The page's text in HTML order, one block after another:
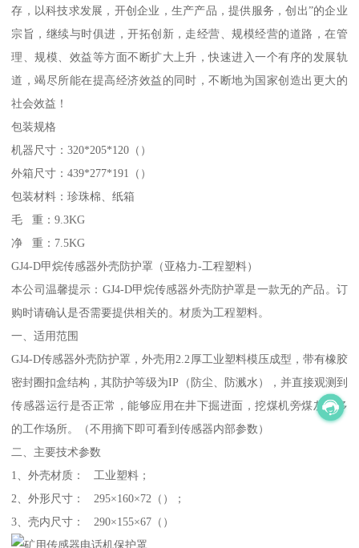
存，以科技求发展，开创企业，生产产品，提供服务，创出”的企业
宗旨，继续与时俱进，开拓创新，走经营、规模经营的道路，在管
理、规模、效益等方面不断扩大上升，快速进入一个有序的发展轨
道，竭尽所能在提高经济效益的同时，不断地为国家创造出更大的
社会效益！
包装规格
机器尺寸：320*205*120（）
外箱尺寸：439*277*191（）
包装材料：珍珠棉、纸箱
毛 重：9.3KG
净 重：7.5KG
GJ4-D甲烷传感器外壳防护罩（亚格力-工程塑料）
本公司温馨提示：GJ4-D甲烷传感器外壳防护罩是一款无的产品。订
购时请确认是否需要提供相关的。材质为工程塑料。
一、适用范围
GJ4-D传感器外壳防护罩，外壳用2.2厚工业塑料模压成型，带有橡胶
密封圈扣盒结构，其防护等级为IP（防尘、防溅水），并直接观测到
传感器运行是否正常，能够应用在井下掘进面，挖煤机旁煤灰尘多
的工作场所。（不用摘下即可看到传感器内部参数）
二、主要技术参数
1、外壳材质： 工业塑料；
2、外形尺寸： 295×160×72（）；
3、壳内尺寸： 290×155×67（）